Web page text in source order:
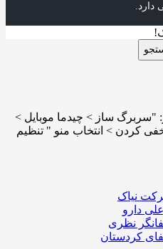
دارد.
"سربرگ ساز > چیدما موبایل >
کردن > انتخاب منو " تنظیم
نیاک
دارو
نظری
کردستان